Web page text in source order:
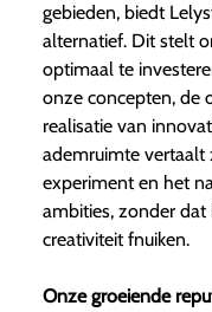
gebieden, biedt
alternatief. Dit stelt
optimaal te
onze concepten, de
realisatie van
ademruimte vertaalt
experiment en het
ambities, zonder
creativiteit fnuiken.
Onze groeiende